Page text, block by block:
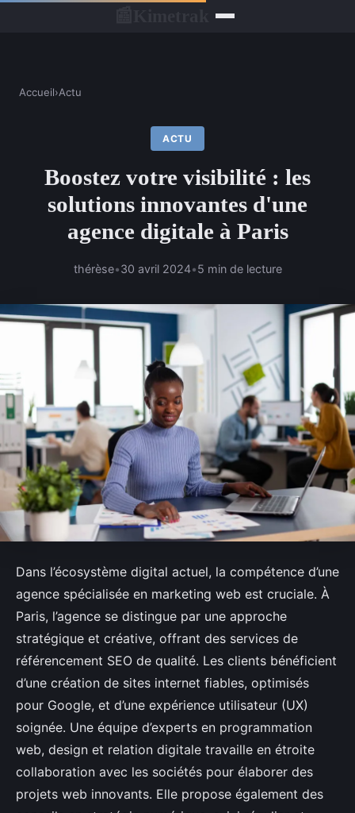
Accueil›Actu
ACTU
Boostez votre visibilité : les
solutions innovantes d'une
agence digitale à Paris
thérèse•30 avril 2024•5 min de lecture
Dans l’écosystème digital actuel, la compétence d’une
agence spécialisée en marketing web est cruciale. À
Paris, l’agence se distingue par une approche
stratégique et créative, offrant des services de
référencement SEO de qualité. Les clients bénéficient
d’une création de sites internet fiables, optimisés
pour Google, et d’une expérience utilisateur (UX)
soignée. Une équipe d’experts en programmation
web, design et relation digitale travaille en étroite
collaboration avec les sociétés pour élaborer des
projets web innovants. Elle propose également des